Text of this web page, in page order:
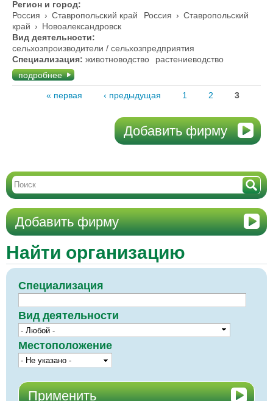
Регион и город:
Россия › Ставропольский край Россия › Ставропольский
край › Новоалександровск
Вид деятельности:
сельхозпроизводители / сельхозпредприятия
Специализация: животноводство
растениеводство
подробнее
« первая ‹ предыдущая 1 2 3
Добавить фирму
Добавить фирму
Найти организацию
Специализация
Вид деятельности
Местоположение